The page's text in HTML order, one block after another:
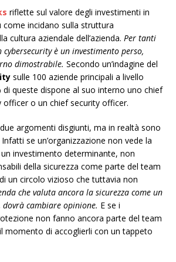
riflette sul valore degli investimenti in
come incidano sulla struttura
cultura aziendale dell’azienda. Per tanti
cybersecurity è un investimento perso,
dimostrabile. Secondo un’indagine del
sulle 100 aziende principali a livello
di queste dispone al suo interno uno chief
o un chief security officer.
argomenti disgiunti, ma in realtà sono
se un’organizzazione non vede la
investimento determinante, non
della sicurezza come parte del team
un circolo vizioso che tuttavia non
che valuta ancora la sicurezza come un
cambiare opinione. E se i
non fanno ancora parte del team
momento di accoglierli con un tappeto